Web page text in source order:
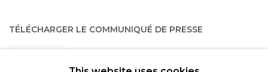
TÉLÉCHARGER LE COMMUNIQUÉ DE PRESSE